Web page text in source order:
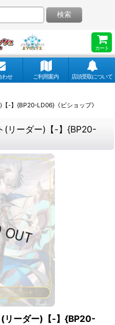
カート
検索
わせ ご利用案内 店頭受取について
-】{BP20-LD06}《ビショップ》
(リーダー)【-】{BP20-
(リーダー)【-】{BP20-